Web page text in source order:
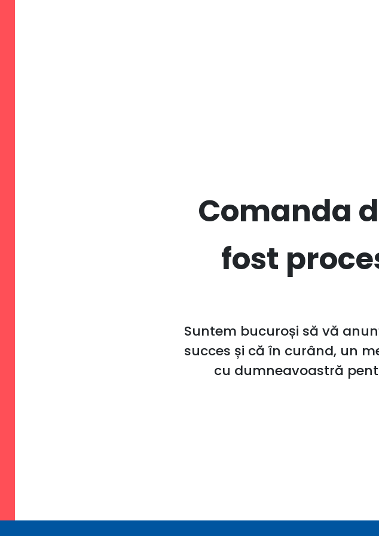
Comanda
fost
Suntem bucuroși să vă
succes și că în curând, un
cu dumneavoastră